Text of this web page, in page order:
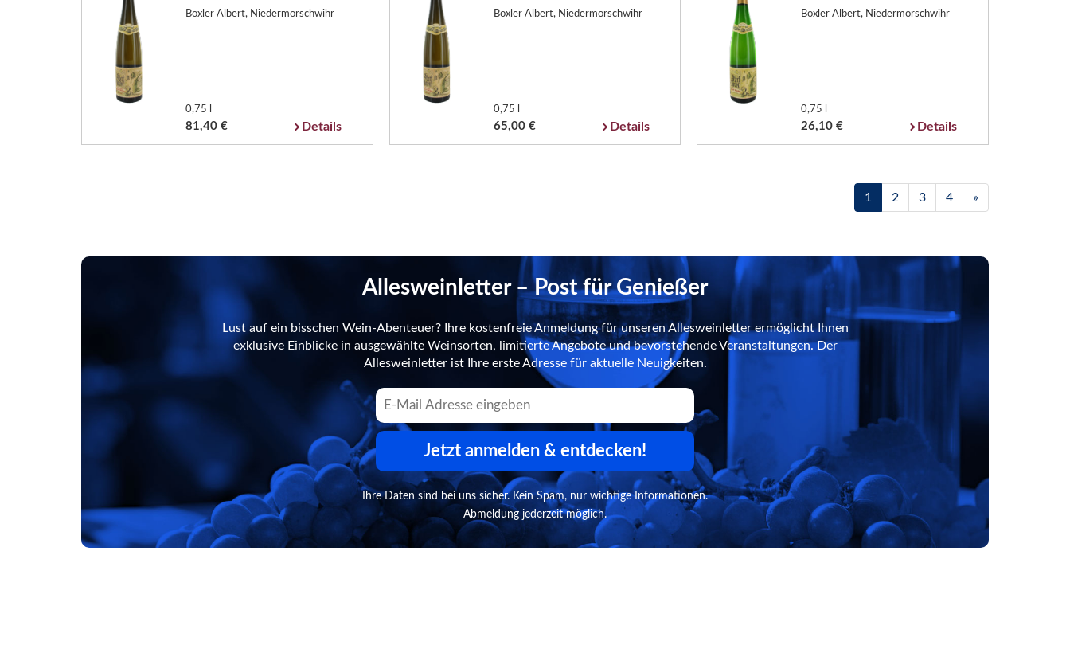
Boxler Albert, Niedermorschwihr
0,75 l
81,40 € Details
Boxler Albert, Niedermorschwihr
0,75 l
65,00 € Details
Boxler Albert, Niedermorschwihr
0,75 l
26,10 € Details
1 2 3 4 »
Allesweinletter – Post für Genießer
Lust auf ein bisschen Wein-Abenteuer? Ihre kostenfreie Anmeldung für unseren Allesweinletter ermöglicht Ihnen
exklusive Einblicke in ausgewählte Weinsorten, limitierte Angebote und bevorstehende Veranstaltungen. Der
Allesweinletter ist Ihre erste Adresse für aktuelle Neuigkeiten.
Jetzt anmelden & entdecken!
Ihre Daten sind bei uns sicher. Kein Spam, nur wichtige Informationen.
Abmeldung jederzeit möglich.